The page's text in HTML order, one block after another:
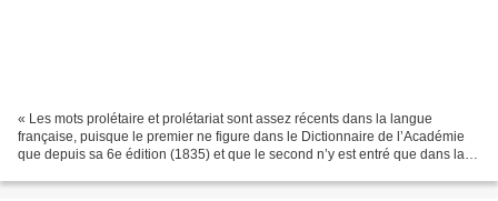
« Les mots prolétaire et prolétariat sont assez récents dans la langue
française, puisque le premier ne figure dans le Dictionnaire de l’Académie
que depuis sa 6e édition (1835) et que le second n’y est entré que dans la